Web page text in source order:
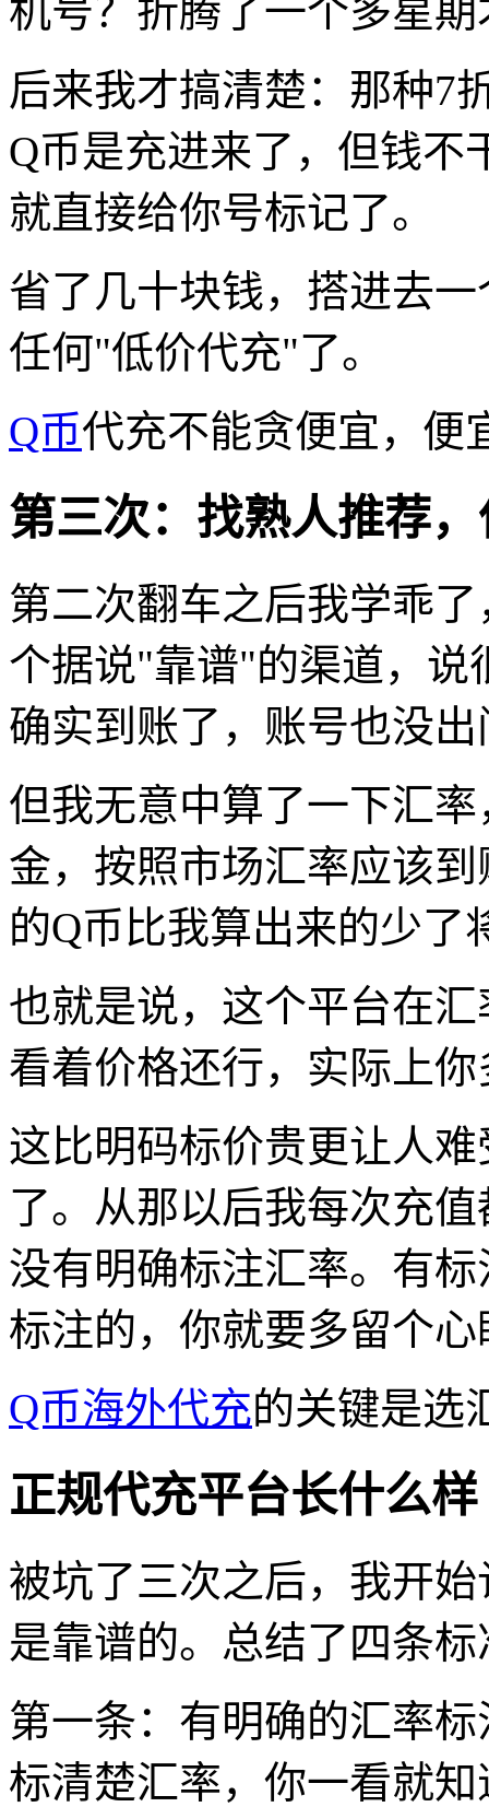
机号？折腾了一个多星
后来我才搞清楚：那种7
Q币是充进来了，但钱不
就直接给你号标记了。
省了几十块钱，搭进去
任何"低价代充"了。
Q币代充不能贪便宜，便
第三次：找熟人推荐
第二次翻车之后我学乖
个据说"靠谱"的渠道，说
确实到账了，账号也没出
但我无意中算了一下汇
金，按照市场汇率应该
的Q币比我算出来的少了
也就是说，这个平台在
看着价格还行，实际上
这比明码标价贵更让人
了。从那以后我每次充
没有明确标注汇率。有
标注的，你就要多留个心
Q币海外代充的关键是选
正规代充平台长什么样
被坑了三次之后，我开
是靠谱的。总结了四条标
第一条：有明确的汇率
标清楚汇率，你一看就